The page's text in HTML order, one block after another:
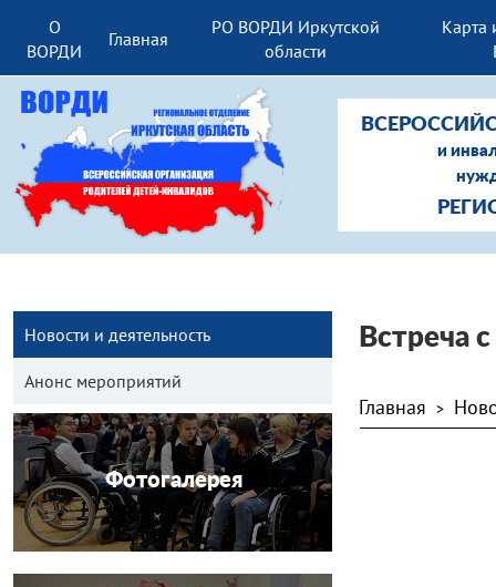
О
ВОРДИ
Главная
РО ВОРДИ Иркутской
области
Карта
и
Новости и деятельность
Анонс мероприятий
Фотогалерея
Встреча
Главная >